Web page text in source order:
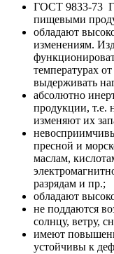
ГОСТ 9833-73
пищевыми
обладают
изменениям.
температурах
выдерживать
абсолютно
продукции, т.е.
изменяют их
пресной и
маслам,
разрядам и пр.;
обладают
не поддаются
солнцу, ветру,
имеют
устойчивы к